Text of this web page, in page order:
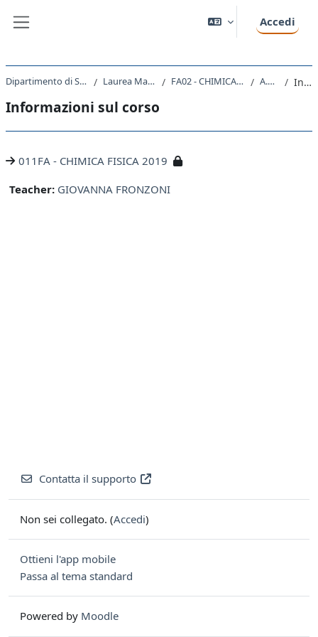
Accedi
Dipartimento di Scienze Chimiche e Farmaceutiche Laurea Magistrale Ciclo Unico 5 anni FA02 - CHIMICA E TECNOLOGIA FARMACEUTICHE A.A. 2019 - 2020 Introduzione
Informazioni sul corso
011FA - CHIMICA FISICA 2019
Teacher: GIOVANNA FRONZONI
Contatta il supporto
Non sei collegato. (Accedi)
Ottieni l'app mobile
Passa al tema standard
Powered by Moodle